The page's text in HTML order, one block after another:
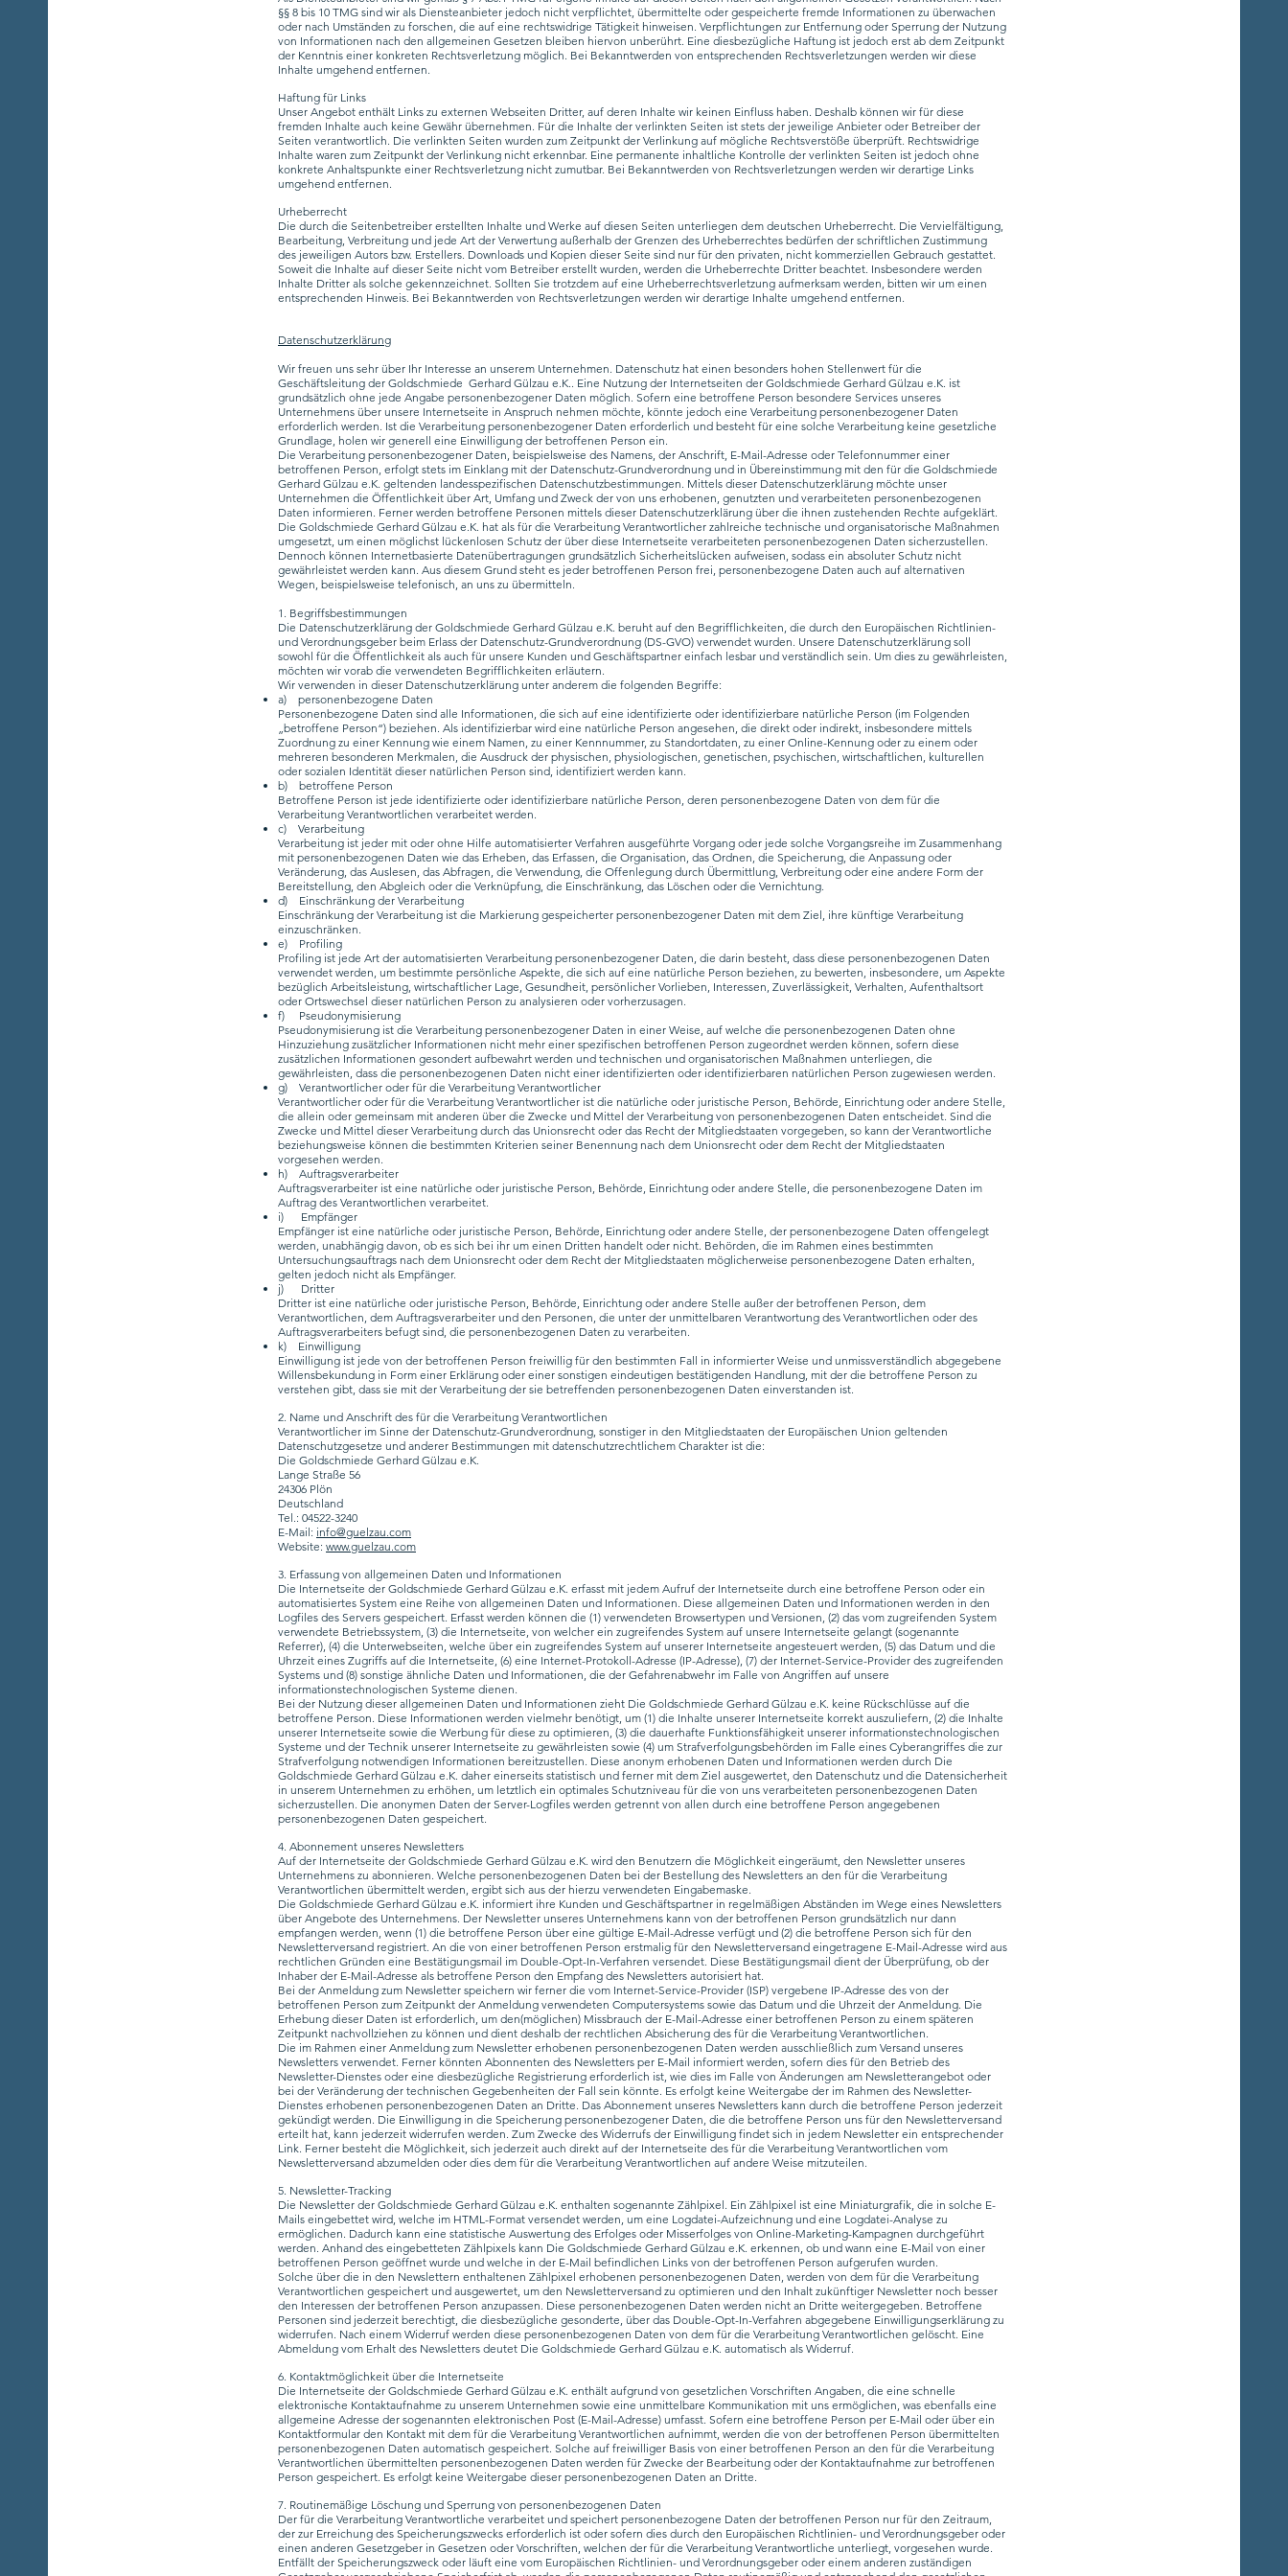
§§ 8 bis 10 TMG sind wir als Diensteanbieter jedoch nicht verpflichtet, übermittelte oder gespeicherte fremde Informationen zu überwachen
oder nach Umständen zu forschen, die auf eine rechtswidrige Tätigkeit hinweisen. Verpflichtungen zur Entfernung oder Sperrung der Nutzung
von Informationen nach den allgemeinen Gesetzen bleiben hiervon unberührt. Eine diesbezügliche Haftung ist jedoch erst ab dem Zeitpunkt
der Kenntnis einer konkreten Rechtsverletzung möglich. Bei Bekanntwerden von entsprechenden Rechtsverletzungen werden wir diese
Inhalte umgehend entfernen.
Haftung für Links
Unser Angebot enthält Links zu externen Webseiten Dritter, auf deren Inhalte wir keinen Einfluss haben. Deshalb können wir für diese
fremden Inhalte auch keine Gewähr übernehmen. Für die Inhalte der verlinkten Seiten ist stets der jeweilige Anbieter oder Betreiber der
Seiten verantwortlich. Die verlinkten Seiten wurden zum Zeitpunkt der Verlinkung auf mögliche Rechtsverstöße überprüft. Rechtswidrige
Inhalte waren zum Zeitpunkt der Verlinkung nicht erkennbar. Eine permanente inhaltliche Kontrolle der verlinkten Seiten ist jedoch ohne
konkrete Anhaltspunkte einer Rechtsverletzung nicht zumutbar. Bei Bekanntwerden von Rechtsverletzungen werden wir derartige Links
umgehend entfernen.
Urheberrecht
Die durch die Seitenbetreiber erstellten Inhalte und Werke auf diesen Seiten unterliegen dem deutschen Urheberrecht. Die Vervielfältigung,
Bearbeitung, Verbreitung und jede Art der Verwertung außerhalb der Grenzen des Urheberrechtes bedürfen der schriftlichen Zustimmung
des jeweiligen Autors bzw. Erstellers. Downloads und Kopien dieser Seite sind nur für den privaten, nicht kommerziellen Gebrauch gestattet.
Soweit die Inhalte auf dieser Seite nicht vom Betreiber erstellt wurden, werden die Urheberrechte Dritter beachtet. Insbesondere werden
Inhalte Dritter als solche gekennzeichnet. Sollten Sie trotzdem auf eine Urheberrechtsverletzung aufmerksam werden, bitten wir um einen
entsprechenden Hinweis. Bei Bekanntwerden von Rechtsverletzungen werden wir derartige Inhalte umgehend entfernen.
Datenschutzerklärung
Wir freuen uns sehr über Ihr Interesse an unserem Unternehmen. Datenschutz hat einen besonders hohen Stellenwert für die
Geschäftsleitung der Goldschmiede Gerhard Gülzau e.K.. Eine Nutzung der Internetseiten der Goldschmiede Gerhard Gülzau e.K. ist
grundsätzlich ohne jede Angabe personenbezogener Daten möglich. Sofern eine betroffene Person besondere Services unseres
Unternehmens über unsere Internetseite in Anspruch nehmen möchte, könnte jedoch eine Verarbeitung personenbezogener Daten
erforderlich werden. Ist die Verarbeitung personenbezogener Daten erforderlich und besteht für eine solche Verarbeitung keine gesetzliche
Grundlage, holen wir generell eine Einwilligung der betroffenen Person ein.
Die Verarbeitung personenbezogener Daten, beispielsweise des Namens, der Anschrift, E-Mail-Adresse oder Telefonnummer einer
betroffenen Person, erfolgt stets im Einklang mit der Datenschutz-Grundverordnung und in Übereinstimmung mit den für die Goldschmiede
Gerhard Gülzau e.K. geltenden landesspezifischen Datenschutzbestimmungen. Mittels dieser Datenschutzerklärung möchte unser
Unternehmen die Öffentlichkeit über Art, Umfang und Zweck der von uns erhobenen, genutzten und verarbeiteten personenbezogenen
Daten informieren. Ferner werden betroffene Personen mittels dieser Datenschutzerklärung über die ihnen zustehenden Rechte aufgeklärt.
Die Goldschmiede Gerhard Gülzau e.K. hat als für die Verarbeitung Verantwortlicher zahlreiche technische und organisatorische Maßnahmen
umgesetzt, um einen möglichst lückenlosen Schutz der über diese Internetseite verarbeiteten personenbezogenen Daten sicherzustellen.
Dennoch können Internetbasierte Datenübertragungen grundsätzlich Sicherheitslücken aufweisen, sodass ein absoluter Schutz nicht
gewährleistet werden kann. Aus diesem Grund steht es jeder betroffenen Person frei, personenbezogene Daten auch auf alternativen
Wegen, beispielsweise telefonisch, an uns zu übermitteln.
1. Begriffsbestimmungen
Die Datenschutzerklärung der Goldschmiede Gerhard Gülzau e.K. beruht auf den Begrifflichkeiten, die durch den Europäischen Richtlinien-
und Verordnungsgeber beim Erlass der Datenschutz-Grundverordnung (DS-GVO) verwendet wurden. Unsere Datenschutzerklärung soll
sowohl für die Öffentlichkeit als auch für unsere Kunden und Geschäftspartner einfach lesbar und verständlich sein. Um dies zu gewährleisten,
möchten wir vorab die verwendeten Begrifflichkeiten erläutern.
Wir verwenden in dieser Datenschutzerklärung unter anderem die folgenden Begriffe:
a) personenbezogene Daten
Personenbezogene Daten sind alle Informationen, die sich auf eine identifizierte oder identifizierbare natürliche Person (im Folgenden
„betroffene Person“) beziehen. Als identifizierbar wird eine natürliche Person angesehen, die direkt oder indirekt, insbesondere mittels
Zuordnung zu einer Kennung wie einem Namen, zu einer Kennnummer, zu Standortdaten, zu einer Online-Kennung oder zu einem oder
mehreren besonderen Merkmalen, die Ausdruck der physischen, physiologischen, genetischen, psychischen, wirtschaftlichen, kulturellen
oder sozialen Identität dieser natürlichen Person sind, identifiziert werden kann.
b) betroffene Person
Betroffene Person ist jede identifizierte oder identifizierbare natürliche Person, deren personenbezogene Daten von dem für die
Verarbeitung Verantwortlichen verarbeitet werden.
c) Verarbeitung
Verarbeitung ist jeder mit oder ohne Hilfe automatisierter Verfahren ausgeführte Vorgang oder jede solche Vorgangsreihe im Zusammenhang
mit personenbezogenen Daten wie das Erheben, das Erfassen, die Organisation, das Ordnen, die Speicherung, die Anpassung oder
Veränderung, das Auslesen, das Abfragen, die Verwendung, die Offenlegung durch Übermittlung, Verbreitung oder eine andere Form der
Bereitstellung, den Abgleich oder die Verknüpfung, die Einschränkung, das Löschen oder die Vernichtung.
d) Einschränkung der Verarbeitung
Einschränkung der Verarbeitung ist die Markierung gespeicherter personenbezogener Daten mit dem Ziel, ihre künftige Verarbeitung
einzuschränken.
e) Profiling
Profiling ist jede Art der automatisierten Verarbeitung personenbezogener Daten, die darin besteht, dass diese personenbezogenen Daten
verwendet werden, um bestimmte persönliche Aspekte, die sich auf eine natürliche Person beziehen, zu bewerten, insbesondere, um Aspekte
bezüglich Arbeitsleistung, wirtschaftlicher Lage, Gesundheit, persönlicher Vorlieben, Interessen, Zuverlässigkeit, Verhalten, Aufenthaltsort
oder Ortswechsel dieser natürlichen Person zu analysieren oder vorherzusagen.
f) Pseudonymisierung
Pseudonymisierung ist die Verarbeitung personenbezogener Daten in einer Weise, auf welche die personenbezogenen Daten ohne
Hinzuziehung zusätzlicher Informationen nicht mehr einer spezifischen betroffenen Person zugeordnet werden können, sofern diese
zusätzlichen Informationen gesondert aufbewahrt werden und technischen und organisatorischen Maßnahmen unterliegen, die
gewährleisten, dass die personenbezogenen Daten nicht einer identifizierten oder identifizierbaren natürlichen Person zugewiesen werden.
g) Verantwortlicher oder für die Verarbeitung Verantwortlicher
Verantwortlicher oder für die Verarbeitung Verantwortlicher ist die natürliche oder juristische Person, Behörde, Einrichtung oder andere Stelle,
die allein oder gemeinsam mit anderen über die Zwecke und Mittel der Verarbeitung von personenbezogenen Daten entscheidet. Sind die
Zwecke und Mittel dieser Verarbeitung durch das Unionsrecht oder das Recht der Mitgliedstaaten vorgegeben, so kann der Verantwortliche
beziehungsweise können die bestimmten Kriterien seiner Benennung nach dem Unionsrecht oder dem Recht der Mitgliedstaaten
vorgesehen werden.
h) Auftragsverarbeiter
Auftragsverarbeiter ist eine natürliche oder juristische Person, Behörde, Einrichtung oder andere Stelle, die personenbezogene Daten im
Auftrag des Verantwortlichen verarbeitet.
i) Empfänger
Empfänger ist eine natürliche oder juristische Person, Behörde, Einrichtung oder andere Stelle, der personenbezogene Daten offengelegt
werden, unabhängig davon, ob es sich bei ihr um einen Dritten handelt oder nicht. Behörden, die im Rahmen eines bestimmten
Untersuchungsauftrags nach dem Unionsrecht oder dem Recht der Mitgliedstaaten möglicherweise personenbezogene Daten erhalten,
gelten jedoch nicht als Empfänger.
j) Dritter
Dritter ist eine natürliche oder juristische Person, Behörde, Einrichtung oder andere Stelle außer der betroffenen Person, dem
Verantwortlichen, dem Auftragsverarbeiter und den Personen, die unter der unmittelbaren Verantwortung des Verantwortlichen oder des
Auftragsverarbeiters befugt sind, die personenbezogenen Daten zu verarbeiten.
k) Einwilligung
Einwilligung ist jede von der betroffenen Person freiwillig für den bestimmten Fall in informierter Weise und unmissverständlich abgegebene
Willensbekundung in Form einer Erklärung oder einer sonstigen eindeutigen bestätigenden Handlung, mit der die betroffene Person zu
verstehen gibt, dass sie mit der Verarbeitung der sie betreffenden personenbezogenen Daten einverstanden ist.
2. Name und Anschrift des für die Verarbeitung Verantwortlichen
Verantwortlicher im Sinne der Datenschutz-Grundverordnung, sonstiger in den Mitgliedstaaten der Europäischen Union geltenden
Datenschutzgesetze und anderer Bestimmungen mit datenschutzrechtlichem Charakter ist die:
Die Goldschmiede Gerhard Gülzau e.K.
Lange Straße 56
24306 Plön
Deutschland
Tel.: 04522-3240
E-Mail: info@guelzau.com
Website: www.guelzau.com
3. Erfassung von allgemeinen Daten und Informationen
Die Internetseite der Goldschmiede Gerhard Gülzau e.K. erfasst mit jedem Aufruf der Internetseite durch eine betroffene Person oder ein
automatisiertes System eine Reihe von allgemeinen Daten und Informationen. Diese allgemeinen Daten und Informationen werden in den
Logfiles des Servers gespeichert. Erfasst werden können die (1) verwendeten Browsertypen und Versionen, (2) das vom zugreifenden System
verwendete Betriebssystem, (3) die Internetseite, von welcher ein zugreifendes System auf unsere Internetseite gelangt (sogenannte
Referrer), (4) die Unterwebseiten, welche über ein zugreifendes System auf unserer Internetseite angesteuert werden, (5) das Datum und die
Uhrzeit eines Zugriffs auf die Internetseite, (6) eine Internet-Protokoll-Adresse (IP-Adresse), (7) der Internet-Service-Provider des zugreifenden
Systems und (8) sonstige ähnliche Daten und Informationen, die der Gefahrenabwehr im Falle von Angriffen auf unsere
informationstechnologischen Systeme dienen.
Bei der Nutzung dieser allgemeinen Daten und Informationen zieht Die Goldschmiede Gerhard Gülzau e.K. keine Rückschlüsse auf die
betroffene Person. Diese Informationen werden vielmehr benötigt, um (1) die Inhalte unserer Internetseite korrekt auszuliefern, (2) die Inhalte
unserer Internetseite sowie die Werbung für diese zu optimieren, (3) die dauerhafte Funktionsfähigkeit unserer informationstechnologischen
Systeme und der Technik unserer Internetseite zu gewährleisten sowie (4) um Strafverfolgungsbehörden im Falle eines Cyberangriffes die zur
Strafverfolgung notwendigen Informationen bereitzustellen. Diese anonym erhobenen Daten und Informationen werden durch Die
Goldschmiede Gerhard Gülzau e.K. daher einerseits statistisch und ferner mit dem Ziel ausgewertet, den Datenschutz und die Datensicherheit
in unserem Unternehmen zu erhöhen, um letztlich ein optimales Schutzniveau für die von uns verarbeiteten personenbezogenen Daten
sicherzustellen. Die anonymen Daten der Server-Logfiles werden getrennt von allen durch eine betroffene Person angegebenen
personenbezogenen Daten gespeichert.
4. Abonnement unseres Newsletters
Auf der Internetseite der Goldschmiede Gerhard Gülzau e.K. wird den Benutzern die Möglichkeit eingeräumt, den Newsletter unseres
Unternehmens zu abonnieren. Welche personenbezogenen Daten bei der Bestellung des Newsletters an den für die Verarbeitung
Verantwortlichen übermittelt werden, ergibt sich aus der hierzu verwendeten Eingabemaske.
Die Goldschmiede Gerhard Gülzau e.K. informiert ihre Kunden und Geschäftspartner in regelmäßigen Abständen im Wege eines Newsletters
über Angebote des Unternehmens. Der Newsletter unseres Unternehmens kann von der betroffenen Person grundsätzlich nur dann
empfangen werden, wenn (1) die betroffene Person über eine gültige E-Mail-Adresse verfügt und (2) die betroffene Person sich für den
Newsletterversand registriert. An die von einer betroffenen Person erstmalig für den Newsletterversand eingetragene E-Mail-Adresse wird aus
rechtlichen Gründen eine Bestätigungsmail im Double-Opt-In-Verfahren versendet. Diese Bestätigungsmail dient der Überprüfung, ob der
Inhaber der E-Mail-Adresse als betroffene Person den Empfang des Newsletters autorisiert hat.
Bei der Anmeldung zum Newsletter speichern wir ferner die vom Internet-Service-Provider (ISP) vergebene IP-Adresse des von der
betroffenen Person zum Zeitpunkt der Anmeldung verwendeten Computersystems sowie das Datum und die Uhrzeit der Anmeldung. Die
Erhebung dieser Daten ist erforderlich, um den(möglichen) Missbrauch der E-Mail-Adresse einer betroffenen Person zu einem späteren
Zeitpunkt nachvollziehen zu können und dient deshalb der rechtlichen Absicherung des für die Verarbeitung Verantwortlichen.
Die im Rahmen einer Anmeldung zum Newsletter erhobenen personenbezogenen Daten werden ausschließlich zum Versand unseres
Newsletters verwendet. Ferner könnten Abonnenten des Newsletters per E-Mail informiert werden, sofern dies für den Betrieb des
Newsletter-Dienstes oder eine diesbezügliche Registrierung erforderlich ist, wie dies im Falle von Änderungen am Newsletterangebot oder
bei der Veränderung der technischen Gegebenheiten der Fall sein könnte. Es erfolgt keine Weitergabe der im Rahmen des Newsletter-
Dienstes erhobenen personenbezogenen Daten an Dritte. Das Abonnement unseres Newsletters kann durch die betroffene Person jederzeit
gekündigt werden. Die Einwilligung in die Speicherung personenbezogener Daten, die die betroffene Person uns für den Newsletterversand
erteilt hat, kann jederzeit widerrufen werden. Zum Zwecke des Widerrufs der Einwilligung findet sich in jedem Newsletter ein entsprechender
Link. Ferner besteht die Möglichkeit, sich jederzeit auch direkt auf der Internetseite des für die Verarbeitung Verantwortlichen vom
Newsletterversand abzumelden oder dies dem für die Verarbeitung Verantwortlichen auf andere Weise mitzuteilen.
5. Newsletter-Tracking
Die Newsletter der Goldschmiede Gerhard Gülzau e.K. enthalten sogenannte Zählpixel. Ein Zählpixel ist eine Miniaturgrafik, die in solche E-
Mails eingebettet wird, welche im HTML-Format versendet werden, um eine Logdatei-Aufzeichnung und eine Logdatei-Analyse zu
ermöglichen. Dadurch kann eine statistische Auswertung des Erfolges oder Misserfolges von Online-Marketing-Kampagnen durchgeführt
werden. Anhand des eingebetteten Zählpixels kann Die Goldschmiede Gerhard Gülzau e.K. erkennen, ob und wann eine E-Mail von einer
betroffenen Person geöffnet wurde und welche in der E-Mail befindlichen Links von der betroffenen Person aufgerufen wurden.
Solche über die in den Newslettern enthaltenen Zählpixel erhobenen personenbezogenen Daten, werden von dem für die Verarbeitung
Verantwortlichen gespeichert und ausgewertet, um den Newsletterversand zu optimieren und den Inhalt zukünftiger Newsletter noch besser
den Interessen der betroffenen Person anzupassen. Diese personenbezogenen Daten werden nicht an Dritte weitergegeben. Betroffene
Personen sind jederzeit berechtigt, die diesbezügliche gesonderte, über das Double-Opt-In-Verfahren abgegebene Einwilligungserklärung zu
widerrufen. Nach einem Widerruf werden diese personenbezogenen Daten von dem für die Verarbeitung Verantwortlichen gelöscht. Eine
Abmeldung vom Erhalt des Newsletters deutet Die Goldschmiede Gerhard Gülzau e.K. automatisch als Widerruf.
6. Kontaktmöglichkeit über die Internetseite
Die Internetseite der Goldschmiede Gerhard Gülzau e.K. enthält aufgrund von gesetzlichen Vorschriften Angaben, die eine schnelle
elektronische Kontaktaufnahme zu unserem Unternehmen sowie eine unmittelbare Kommunikation mit uns ermöglichen, was ebenfalls eine
allgemeine Adresse der sogenannten elektronischen Post (E-Mail-Adresse) umfasst. Sofern eine betroffene Person per E-Mail oder über ein
Kontaktformular den Kontakt mit dem für die Verarbeitung Verantwortlichen aufnimmt, werden die von der betroffenen Person übermittelten
personenbezogenen Daten automatisch gespeichert. Solche auf freiwilliger Basis von einer betroffenen Person an den für die Verarbeitung
Verantwortlichen übermittelten personenbezogenen Daten werden für Zwecke der Bearbeitung oder der Kontaktaufnahme zur betroffenen
Person gespeichert. Es erfolgt keine Weitergabe dieser personenbezogenen Daten an Dritte.
7. Routinemäßige Löschung und Sperrung von personenbezogenen Daten
Der für die Verarbeitung Verantwortliche verarbeitet und speichert personenbezogene Daten der betroffenen Person nur für den Zeitraum,
der zur Erreichung des Speicherungszwecks erforderlich ist oder sofern dies durch den Europäischen Richtlinien- und Verordnungsgeber oder
einen anderen Gesetzgeber in Gesetzen oder Vorschriften, welchen der für die Verarbeitung Verantwortliche unterliegt, vorgesehen wurde.
Entfällt der Speicherungszweck oder läuft eine vom Europäischen Richtlinien- und Verordnungsgeber oder einem anderen zuständigen